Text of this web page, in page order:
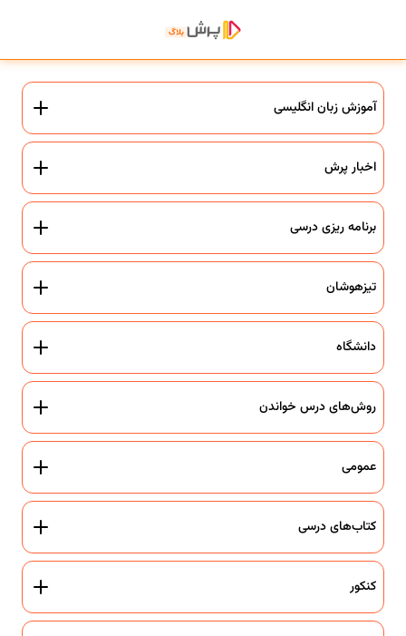
آموزش زبان انگلیسی
اخبار پرش
برنامه ریزی درسی
تیزهوشان
دانشگاه
روش‌های درس خواندن
عمومی
کتاب‌های درسی
کنکور